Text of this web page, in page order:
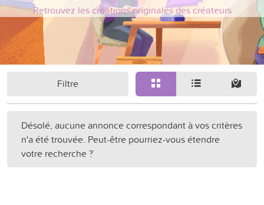
Retrouvez les créations originales des créateurs
Filtre
Désolé, aucune annonce correspondant à vos critères
n'a été trouvée. Peut-être pourriez-vous étendre
votre recherche ?